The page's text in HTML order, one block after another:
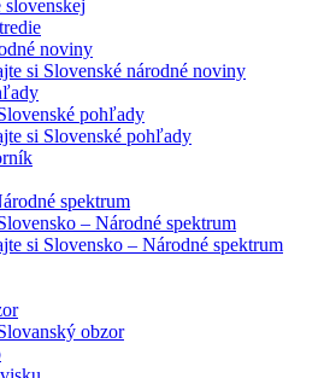
noviny
si Slovenské národné noviny
pohľady
si Slovenské pohľady
spektrum
– Národné spektrum
si Slovensko – Národné spektrum
obzor